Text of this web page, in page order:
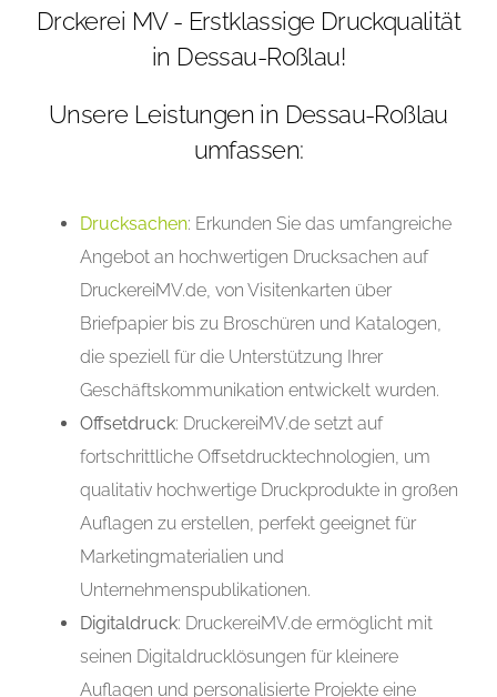
Drckerei MV - Erstklassige Druckqualität
in Dessau-Roßlau!
Unsere Leistungen in Dessau-Roßlau
umfassen:
Drucksachen: Erkunden Sie das umfangreiche
Angebot an hochwertigen Drucksachen auf
DruckereiMV.de, von Visitenkarten über
Briefpapier bis zu Broschüren und Katalogen,
die speziell für die Unterstützung Ihrer
Geschäftskommunikation entwickelt wurden.
Offsetdruck: DruckereiMV.de setzt auf
fortschrittliche Offsetdrucktechnologien, um
qualitativ hochwertige Druckprodukte in großen
Auflagen zu erstellen, perfekt geeignet für
Marketingmaterialien und
Unternehmenspublikationen.
Digitaldruck: DruckereiMV.de ermöglicht mit
seinen Digitaldrucklösungen für kleinere
Auflagen und personalisierte Projekte eine